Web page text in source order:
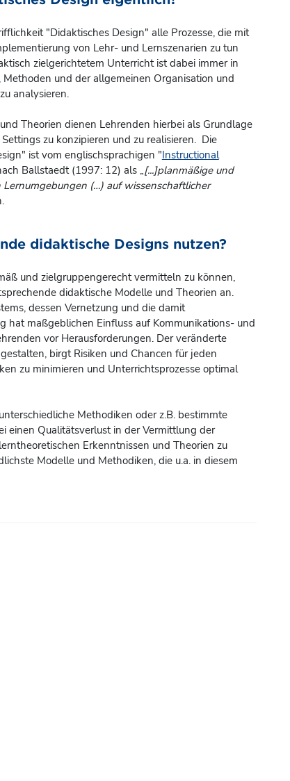
"Didaktisches Design" alle Prozesse, die mit
von Lehr- und Lernszenarien zu tun
zielgerichtetem Unterricht ist dabei immer in
und der allgemeinen Organisation und
analysieren.
Theorien dienen Lehrenden hierbei als Grundlage
zu konzipieren und zu realisieren. Die
ist vom englischsprachigen "Instructional
Ballstaedt (1997: 12) als „[...]planmäßige und
(…) auf wissenschaftlicher
didaktische Designs nutzen?
und zielgruppengerecht vermitteln zu können,
didaktische Modelle und Theorien an.
dessen Vernetzung und die damit
hat maßgeblichen Einfluss auf Kommunikations- und
vor Herausforderungen. Der veränderte
birgt Risiken und Chancen für jeden
zu minimieren und Unterrichtsprozesse optimal
Methodiken oder z.B. bestimmte
einen Qualitätsverlust in der Vermittlung der
Erkenntnissen und Theorien zu
Modelle und Methodiken, die u.a. in diesem